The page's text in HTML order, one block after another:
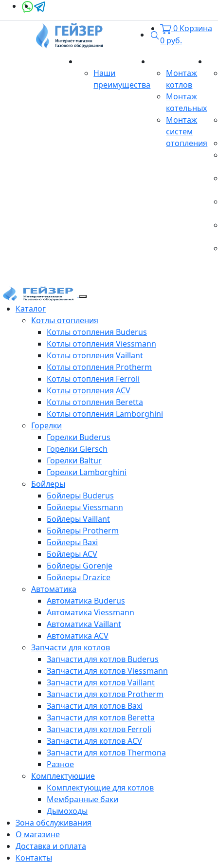
Поиск
0 Корзина
0 руб.
Наши
преимущества
Монтаж
котлов
Монтаж
котельных
Монтаж
систем
отопления
Каталог
Котлы отопления
Котлы отопления Buderus
Котлы отопления Viessmann
Котлы отопления Vaillant
Котлы отопления Protherm
Котлы отопления Ferroli
Котлы отопления ACV
Котлы отопления Beretta
Котлы отопления Lamborghini
Горелки
Горелки Buderus
Горелки Giersch
Горелки Baltur
Горелки Lamborghini
Бойлеры
Бойлеры Buderus
Бойлеры Viessmann
Бойлеры Vaillant
Бойлеры Protherm
Бойлеры Baxi
Бойлеры ACV
Бойлеры Gorenje
Бойлеры Drazice
Автоматика
Автоматика Buderus
Автоматика Viessmann
Автоматика Vaillant
Автоматика ACV
Запчасти для котлов
Запчасти для котлов Buderus
Запчасти для котлов Viessmann
Запчасти для котлов Vaillant
Запчасти для котлов Protherm
Запчасти для котлов Baxi
Запчасти для котлов Beretta
Запчасти для котлов Ferroli
Запчасти для котлов ACV
Запчасти для котлов Thermona
Разное
Комплектующие
Комплектующие для котлов
Мембранные баки
Дымоходы
Зона обслуживания
О магазине
Доставка и оплата
Контакты